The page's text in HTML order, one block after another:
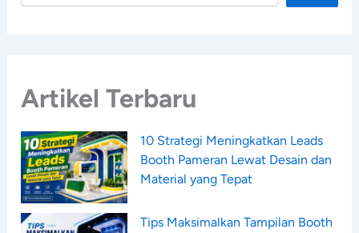
Artikel Terbaru
10 Strategi Meningkatkan Leads
Booth Pameran Lewat Desain dan
Material yang Tepat
Tips Maksimalkan Tampilan Booth